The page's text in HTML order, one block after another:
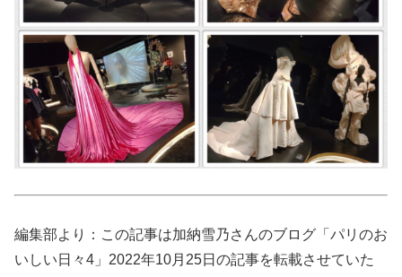
編集部より：この記事は加納雪乃さんのブログ「パリのお
いしい日々4」2022年10月25日の記事を転載させていた